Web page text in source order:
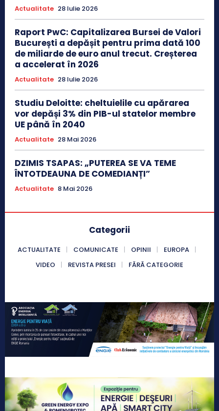
Actualitate 28 Iulie 2026
Raport PwC: Capitalizarea Bursei de Valori
București a depășit pentru prima dată 100
de miliarde de euro anul trecut. Creșterea
a accelerat în 2026
Actualitate 28 Iulie 2026
Studiu Deloitte: cheltuielile cu apărarea
vor depăși 3% din PIB-ul statelor membre
UE până în 2040
Actualitate 28 Mai 2026
DZIMIS TSAPAS: „PUTEREA SE VA TEME
ÎNTOTDEAUNA DE COMEDIANȚI”
Actualitate 8 Mai 2026
Categorii
ACTUALITATE COMUNICATE OPINII
EUROPA
VIDEO
REVISTA PRESEI FĂRĂ CATEGORIE